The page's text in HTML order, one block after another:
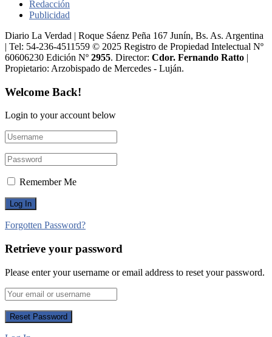
Redacción
Publicidad
Diario La Verdad | Roque Sáenz Peña 167 Junín, Bs. As. Argentina
| Tel: 54-236-4511559 © 2025 Registro de Propiedad Intelectual Nº
60606230 Edición Nº 2955. Director:​ Cdor. Fernando Ratto |
Propietario:​ Arzobispado de Mercedes - Luján.
Welcome Back!
Login to your account below
Remember Me
Forgotten Password?
Retrieve your password
Please enter your username or email address to reset your password.